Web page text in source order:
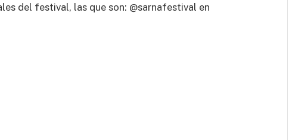
del festival, las que son: @sarnafestival en